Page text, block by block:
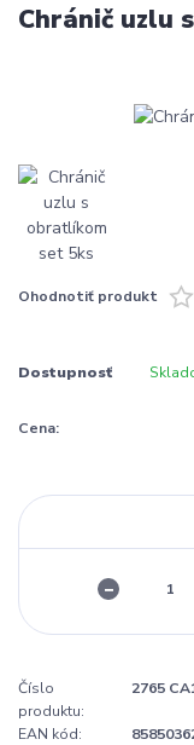
Chránič uzlu
Ohodnotiť produkt
Dostupnosť
Cena:
Číslo
produktu:
2765
EAN kód: